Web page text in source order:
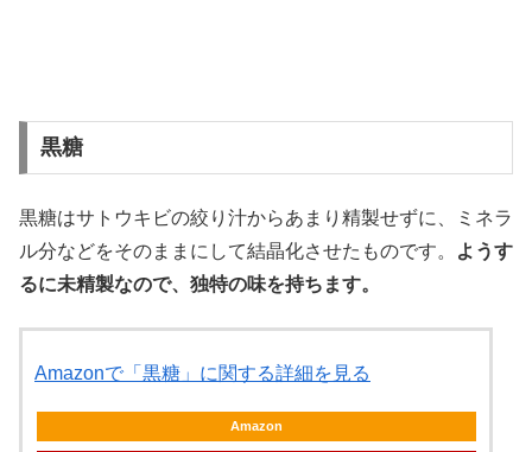
黒糖
黒糖はサトウキビの絞り汁からあまり精製せずに、ミネラ
ル分などをそのままにして結晶化させたものです。
ようす
るに未精製なので、独特の味を持ちます。
Amazonで「黒糖」に関する詳細を見る
Amazon